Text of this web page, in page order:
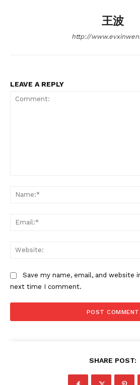
王波
http://
LEAVE A REPLY
Save my name, email, and website
next time I comment.
SHARE POST: